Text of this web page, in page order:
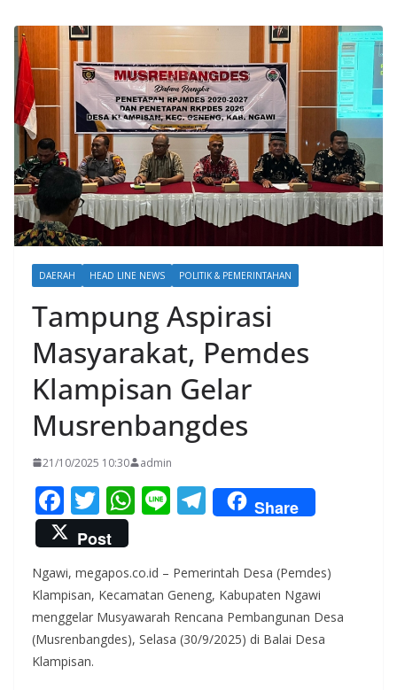
DAERAH HEAD LINE NEWS POLITIK & PEMERINTAHAN
Tampung Aspirasi
Masyarakat, Pemdes
Klampisan Gelar
Musrenbangdes
21/10/2025 10:30 admin
F
ac
e
b
o
o
k
T
w
itt
er
W
s
A
p
Li T
el
gr
a
m
Share
Post
Ngawi, megapos.co.id – Pemerintah Desa (Pemdes)
Klampisan, Kecamatan Geneng, Kabupaten Ngawi
menggelar Musyawarah Rencana Pembangunan Desa
(Musrenbangdes), Selasa (30/9/2025) di Balai Desa
Klampisan.